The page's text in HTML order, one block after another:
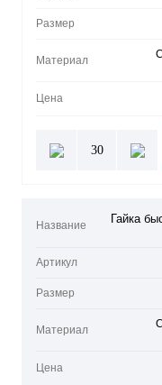
Размер
Материал
Цена
30
Название
Гайка
Артикул
Размер
Материал
Цена